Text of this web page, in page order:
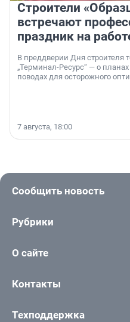
Строители
встречают
праздник на
В преддверии Дня
„Терминал-Ресурс“ — о
поводах для осторожного
7 августа, 18:00
Сообщить новость
Рубрики
О сайте
Контакты
Техподдержка